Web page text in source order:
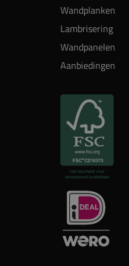
Wandplanken
Lambrisering
Wandpanelen
Aanbiedingen